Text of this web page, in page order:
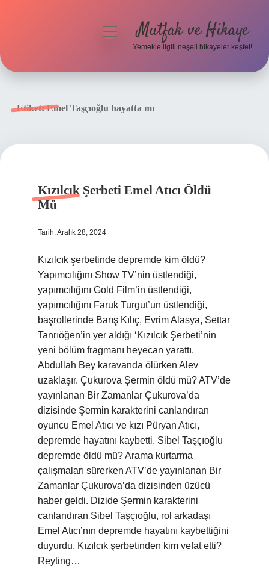
menüyüMutfak ve Hikaye
Yemekle ilgili neşeli hikayeler keşfet!
Etiket:Emel Taşçıoğlu hayatta mı
Kızılcık Şerbeti Emel Atıcı Öldü
Mü
Tarih: Aralık 28, 2024
Kızılcık şerbetinde depremde kim öldü?
Yapımcılığını Show TV’nin üstlendiği,
yapımcılığını Gold Film’in üstlendiği,
yapımcılığını Faruk Turgut’un üstlendiği,
başrollerinde Barış Kılıç, Evrim Alasya, Settar
Tanrıöğen’in yer aldığı ‘Kızılcık Şerbeti’nin
yeni bölüm fragmanı heyecan yarattı.
Abdullah Bey karavanda ölürken Alev
uzaklaşır. Çukurova Şermin öldü mü? ATV’de
yayınlanan Bir Zamanlar Çukurova’da
dizisinde Şermin karakterini canlandıran
oyuncu Emel Atıcı ve kızı Püryan Atıcı,
depremde hayatını kaybetti. Sibel Taşçıoğlu
depremde öldü mü? Arama kurtarma
çalışmaları sürerken ATV’de yayınlanan Bir
Zamanlar Çukurova’da dizisinden üzücü
haber geldi. Dizide Şermin karakterini
canlandıran Sibel Taşçıoğlu, rol arkadaşı
Emel Atıcı’nın depremde hayatını kaybettiğini
duyurdu. Kızılcık şerbetinden kim vefat etti?
Reyting…